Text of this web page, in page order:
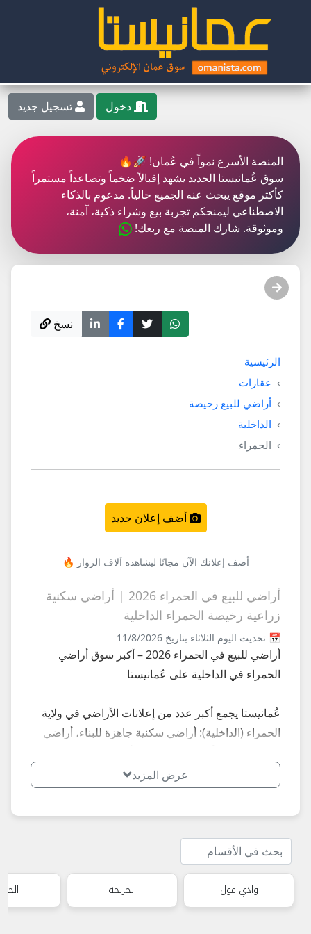
دخول تسجيل جديد
المنصة الأسرع نمواً في عُمان! 🚀🔥
سوق عُمانيستا الجديد يشهد إقبالاً ضخماً وتصاعداً مستمراً
كأكثر موقع يبحث عنه الجميع حالياً. مدعوم بالذكاء
الاصطناعي ليمنحكم تجربة بيع وشراء ذكية، آمنة،
وموثوقة. شارك المنصة مع ربعك!
نسخ
الرئيسية
عقارات
أراضي للبيع رخيصة
الداخلية
الحمراء
أضف إعلان جديد
أضف إعلانك الآن مجانًا ليشاهده آلاف الزوار 🔥
أراضي للبيع في الحمراء 2026 | أراضي سكنية
زراعية رخيصة الحمراء الداخلية
📅 تحديث اليوم الثلاثاء بتاريخ 11/8/2026
أراضي للبيع في الحمراء 2026 – أكبر سوق أراضي
الحمراء في الداخلية على عُمانيستا
عُمانيستا يجمع أكبر عدد من إعلانات الأراضي في ولاية
الحمراء (الداخلية): أراضي سكنية جاهزة للبناء، أراضي
إعلانات محدثة يومياً في الحمراء الداخلية – بأسعار تبدأ
من 4,000 ريال للأراضي الصغيرة إلى مئات الآلاف
**أبرز المناطق والأنواع الأكثر طلباً في الحمراء
2026:**
- أراضي سكنية: أراضي جاهزة للبناء الفوري.
- أراضي زراعية: أراضي خصبة مع آبار أو قريبة من
عرض المزيد
وادي غول الحريجه